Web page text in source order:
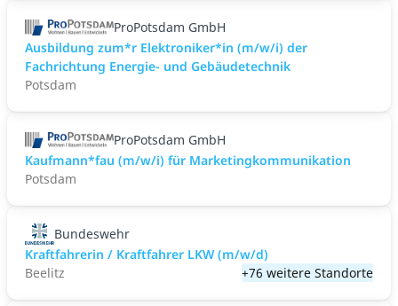
ProPotsdam GmbH
Ausbildung zum*r Elektroniker*in (m/w/i) der
Fachrichtung Energie- und Gebäudetechnik
Potsdam
ProPotsdam GmbH
Kaufmann*fau (m/w/i) für Marketingkommunikation
Potsdam
Bundeswehr
Kraftfahrerin / Kraftfahrer LKW (m/w/d)
Beelitz
+76 weitere Standorte